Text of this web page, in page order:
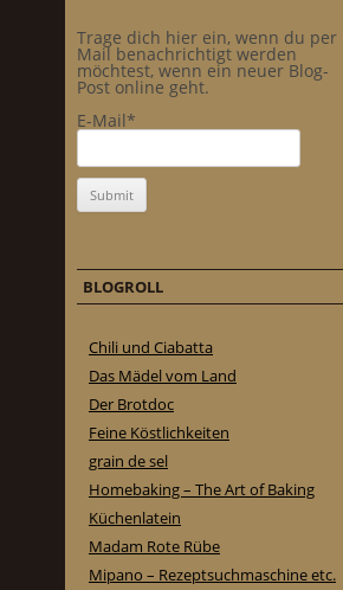
Trage dich hier ein, wenn du per
Mail benachrichtigt werden
möchtest, wenn ein neuer Blog-
Post online geht.
E-Mail*
BLOGROLL
Chili und Ciabatta
Das Mädel vom Land
Der Brotdoc
Feine Köstlichkeiten
grain de sel
Homebaking – The Art of Baking
Küchenlatein
Madam Rote Rübe
Mipano – Rezeptsuchmaschine etc.